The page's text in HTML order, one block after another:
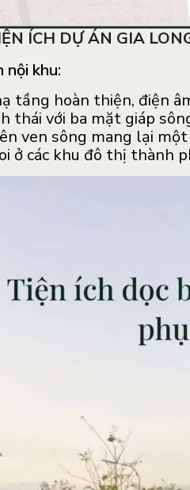
ÍCH DỰ ÁN GIA
nội khu:
tầng hoàn thiện, điện
thái với ba mặt giáp
ven sông mang lại
ở các khu đô thị thành